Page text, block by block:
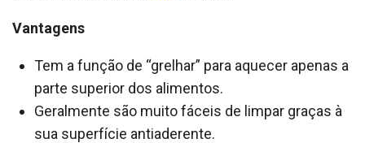
Vantagens
Tem a função de “grelhar” para aquecer apenas a
parte superior dos alimentos.
Geralmente são muito fáceis de limpar graças à
sua superfície antiaderente.